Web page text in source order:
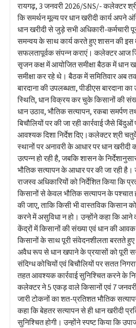
रायगढ़, 3 जनवरी 2026/SNS/- कलेक्टर
कि समर्थन मूल्य पर धान खरीदी कार्य अपने
धान खरीदी से जुड़े सभी अधिकारी-कर्मचारी
समन्वय के साथ कार्य करते हुए शासन की इस
सफलतापूर्वक संपन्न कराएं। कलेक्टर आज
सृजन कक्ष में आयोजित समीक्षा बैठक में धान
समीक्षा कर रहे थे। बैठक में समितिवार अब
बारदाना की उपलब्धता, पीडीएस बारदाना
स्थिति, धान विक्रय कर चुके किसानों की
धान उठाव, भौतिक सत्यापन, रकबा समर्पण
बिचौलियों पर की जा रही कार्रवाई जैसे बिंदुओं
आवश्यक दिशा निर्देश दिए।कलेक्टर श्री
स्थानों पर अनावरी के आधार पर धान
उत्पन्न हो रही है, जबकि शासन के
भौतिक सत्यापन के आधार पर की जा रही है।
राजस्व अधिकारियों को निर्देशित किया कि
किसानों से केवल भौतिक सत्यापन के पश्चात
की जाए, ताकि किसी भी वास्तविक किसान
करने में असुविधा न हो। उन्होंने कहा कि आने
केंद्रों में किसानों की संख्या एवं धान की
किसानों के साथ पूरी संवेदनशीलता बरतते हुए
अवैध रूप से धान खपाने के प्रयासों को पूरी
संदिग्ध कोचियों एवं बिचौलियों पर सतत
तहत आवश्यक कार्रवाई सुनिश्चित करने के
कलेक्टर ने 5 एकड़ वाले किसानों एवं 7
जारी टोकनों का शत-प्रतिशत भौतिक
कहा कि बेहतर सत्यापन से ही धान खरीदी
सुनिश्चित होगी। उन्होंने स्पष्ट किया कि